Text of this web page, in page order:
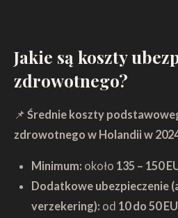
Jakie są koszty
zdrowotnego?
📌 Średnie koszty
zdrowotnego w Holandii w
Minimum: około 135 – 150
Dodatkowe ubezpieczenie
verzekering): od 10 do 50